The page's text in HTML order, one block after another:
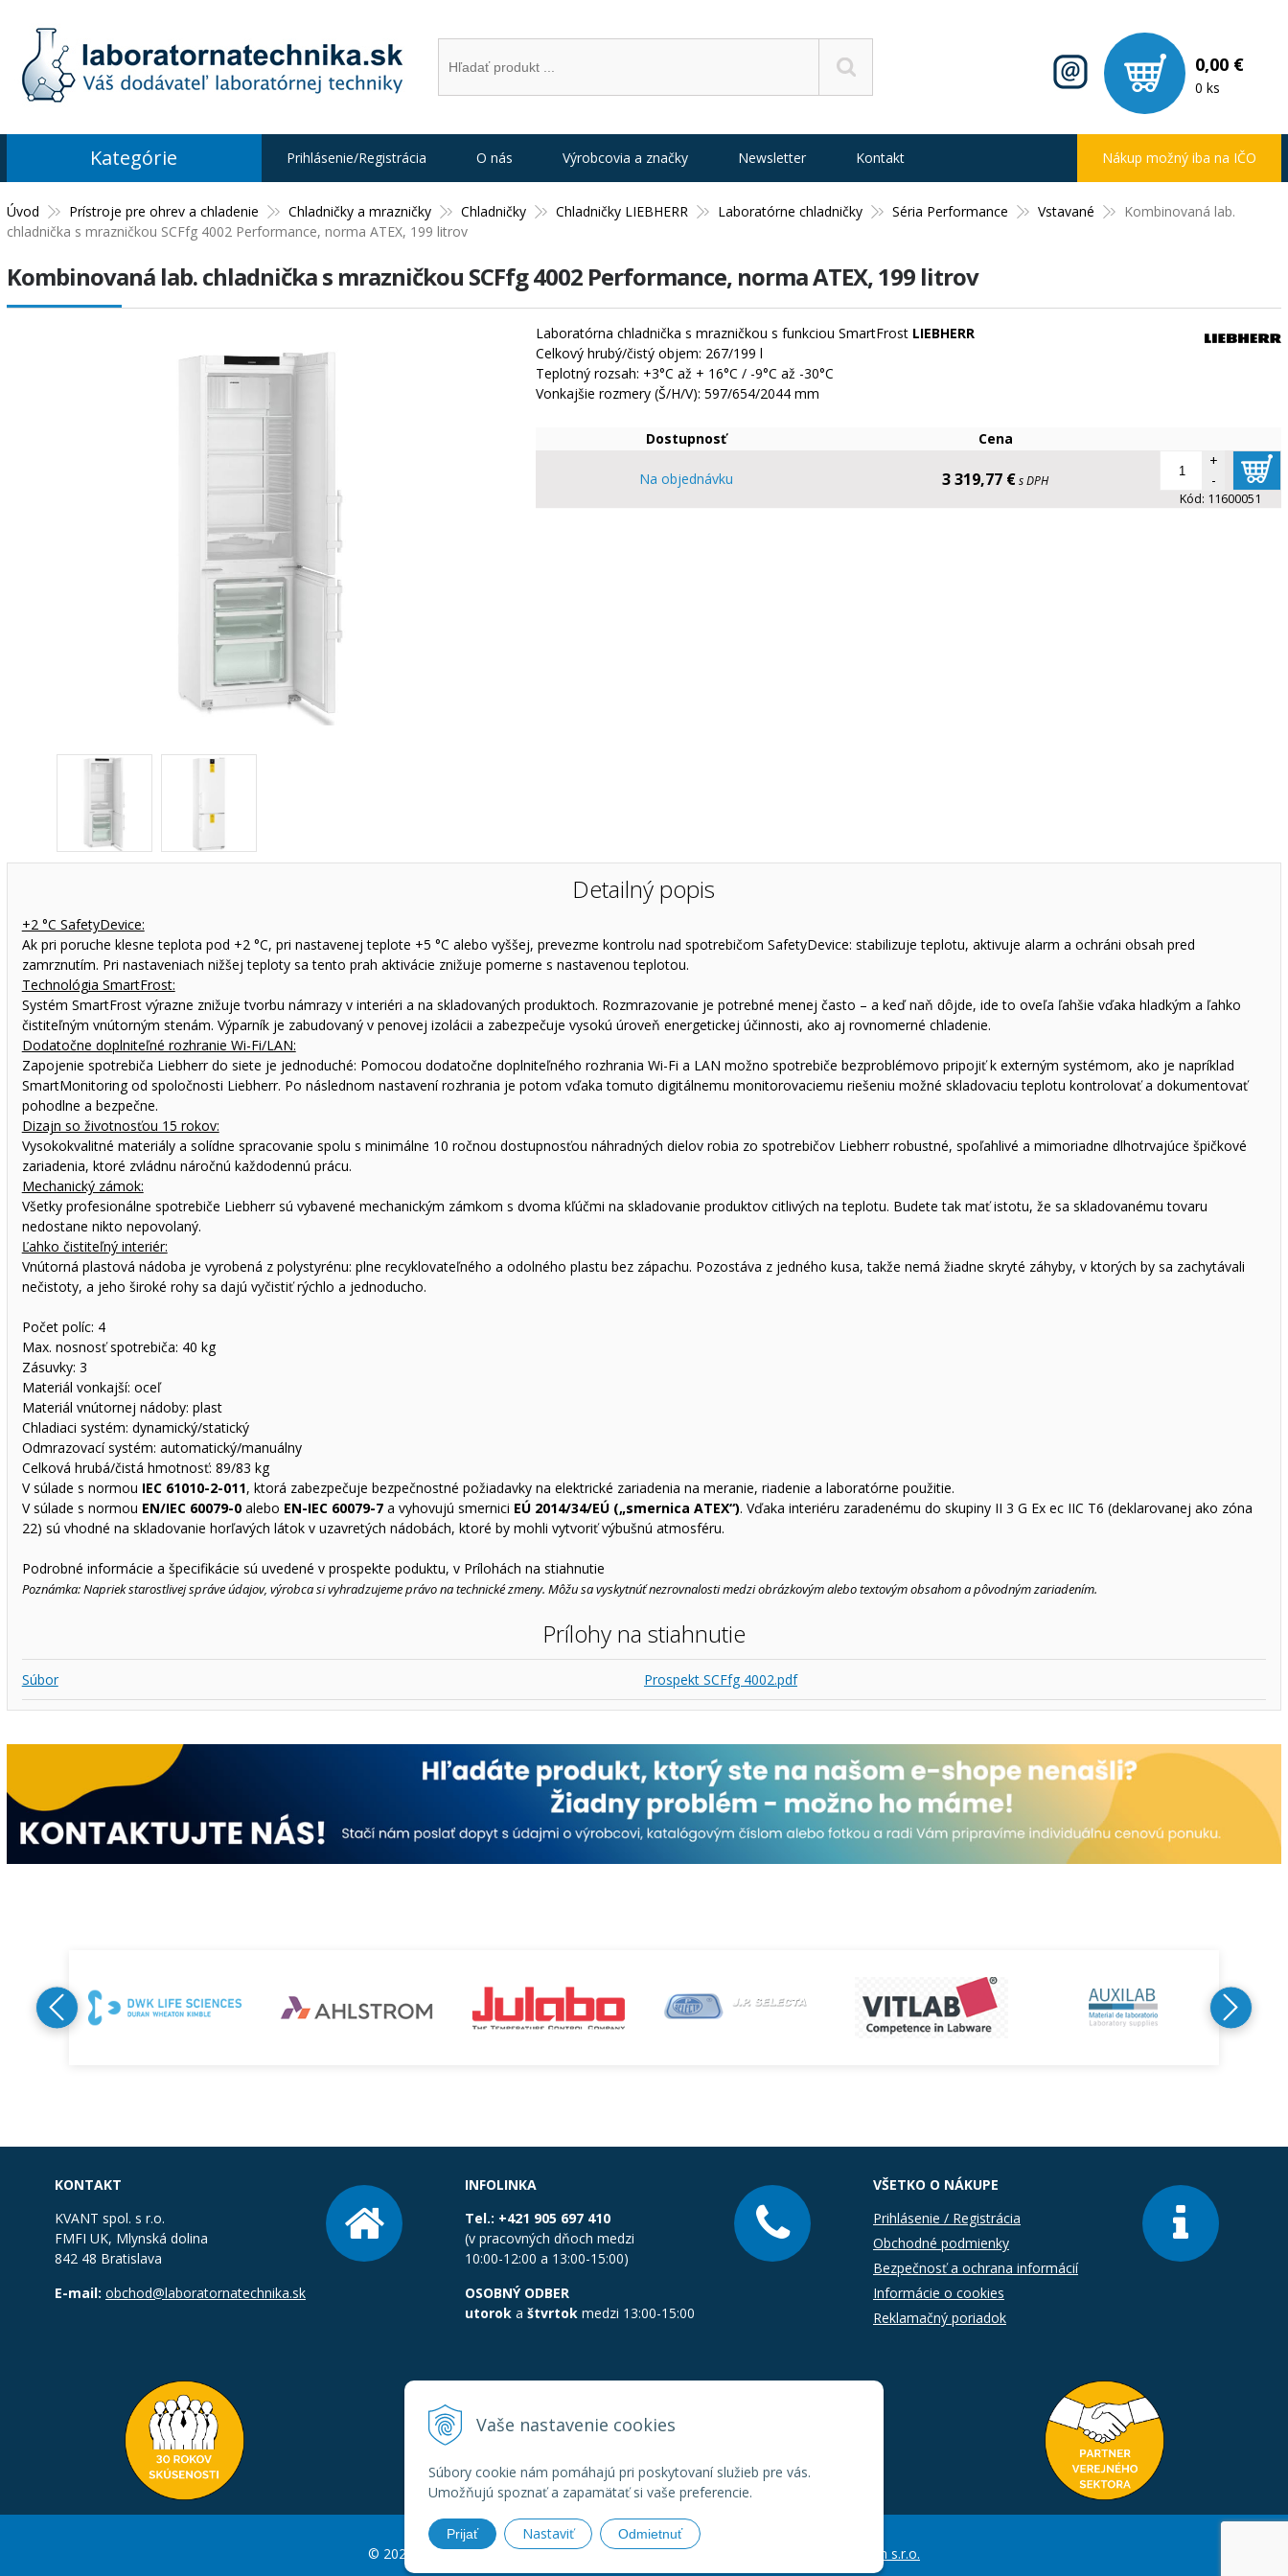
Vaše nastavenie cookies
Súbory cookie nám pomáhajú pri poskytovaní služieb pre vás.
Umožňujú spoznať a zapamätať si vaše preferencie.
Prijať Nastaviť Odmietnuť
0,00 €
0 ks
Úvod Prístroje pre ohrev a chladenie Chladničky a mrazničky Chladničky Chladničky LIEBHERR Laboratórne chladničky Séria Performance Vstavané
Kombinovaná lab.
chladnička s mrazničkou SCFfg 4002 Performance, norma ATEX, 199 litrov
Kombinovaná lab. chladnička s mrazničkou SCFfg 4002 Performance, norma ATEX, 199 litrov
Laboratórna chladnička s mrazničkou s funkciou SmartFrost LIEBHERR
Celkový hrubý/čistý objem: 267/199 l
Teplotný rozsah: +3°C až + 16°C / -9°C až -30°C
Vonkajšie rozmery (Š/H/V): 597/654/2044 mm
Dostupnosť Cena
Na objednávku 3 319,77 €s DPH
+
-
Kód: 11600051
Detailný popis
+2 °C SafetyDevice:
Ak pri poruche klesne teplota pod +2 °C, pri nastavenej teplote +5 °C alebo vyššej, prevezme kontrolu nad spotrebičom SafetyDevice: stabilizuje teplotu, aktivuje alarm a ochráni obsah pred
zamrznutím. Pri nastaveniach nižšej teploty sa tento prah aktivácie znižuje pomerne s nastavenou teplotou.
Technológia SmartFrost:
Systém SmartFrost výrazne znižuje tvorbu námrazy v interiéri a na skladovaných produktoch. Rozmrazovanie je potrebné menej často – a keď naň dôjde, ide to oveľa ľahšie vďaka hladkým a ľahko
čistiteľným vnútorným stenám. Výparník je zabudovaný v penovej izolácii a zabezpečuje vysokú úroveň energetickej účinnosti, ako aj rovnomerné chladenie.
Dodatočne doplniteľné rozhranie Wi-Fi/LAN:
Zapojenie spotrebiča Liebherr do siete je jednoduché: Pomocou dodatočne doplniteľného rozhrania Wi-Fi a LAN možno spotrebiče bezproblémovo pripojiť k externým systémom, ako je napríklad
SmartMonitoring od spoločnosti Liebherr. Po následnom nastavení rozhrania je potom vďaka tomuto digitálnemu monitorovaciemu riešeniu možné skladovaciu teplotu kontrolovať a dokumentovať
pohodlne a bezpečne.
Dizajn so životnosťou 15 rokov:
Vysokokvalitné materiály a solídne spracovanie spolu s minimálne 10 ročnou dostupnosťou náhradných dielov robia zo spotrebičov Liebherr robustné, spoľahlivé a mimoriadne dlhotrvajúce špičkové
zariadenia, ktoré zvládnu náročnú každodennú prácu.
Mechanický zámok:
Všetky profesionálne spotrebiče Liebherr sú vybavené mechanickým zámkom s dvoma kľúčmi na skladovanie produktov citlivých na teplotu. Budete tak mať istotu, že sa skladovanému tovaru
nedostane nikto nepovolaný.
Ľahko čistiteľný interiér:
Vnútorná plastová nádoba je vyrobená z polystyrénu: plne recyklovateľného a odolného plastu bez zápachu. Pozostáva z jedného kusa, takže nemá žiadne skryté záhyby, v ktorých by sa zachytávali
nečistoty, a jeho široké rohy sa dajú vyčistiť rýchlo a jednoducho.
Počet políc: 4
Max. nosnosť spotrebiča: 40 kg
Zásuvky: 3
Materiál vonkajší: oceľ
Materiál vnútornej nádoby: plast
Chladiaci systém: dynamický/statický
Odmrazovací systém: automatický/manuálny
Celková hrubá/čistá hmotnosť: 89/83 kg
V súlade s normou IEC 61010-2-011, ktorá zabezpečuje bezpečnostné požiadavky na elektrické zariadenia na meranie, riadenie a laboratórne použitie.
V súlade s normou EN/IEC 60079-0alebo EN-IEC 60079-7a vyhovujú smernici EÚ 2014/34/EÚ („smernica ATEX“). Vďaka interiéru zaradenému do skupiny II 3 G Ex ec IIC T6 (deklarovanej ako zóna
22) sú vhodné na skladovanie horľavých látok v uzavretých nádobách, ktoré by mohli vytvoriť výbušnú atmosféru.
Podrobné informácie a špecifikácie sú uvedené v prospekte poduktu, v Prílohách na stiahnutie
Poznámka: Napriek starostlivej správe údajov, výrobca si vyhradzujeme právo na technické zmeny. Môžu sa vyskytnúť nezrovnalosti medzi obrázkovým alebo textovým obsahom a pôvodným zariadením.
Prílohy na stiahnutie
Súbor Prospekt SCFfg 4002.pdf
Kategórie Prihlásenie/Registrácia O nás Výrobcovia a značky Newsletter Kontakt Nákup možný iba na IČO
KONTAKT
KVANT spol. s r.o.
FMFI UK, Mlynská dolina
842 48 Bratislava
E-mail: obchod@laboratornatechnika.sk
INFOLINKA
Tel.: +421 905 697 410
(v pracovných dňoch medzi
10:00-12:00 a 13:00-15:00)
OSOBNÝ ODBER
utorok a štvrtok medzi 13:00-15:00
VŠETKO O NÁKUPE
Prihlásenie / Registrácia
Obchodné podmienky
Bezpečnosť a ochrana informácií
Informácie o cookies
Reklamačný poriadok
© 2026 Laboratornatechnika.sk •Created&e-shop Pohoda connector NextCom s.r.o.